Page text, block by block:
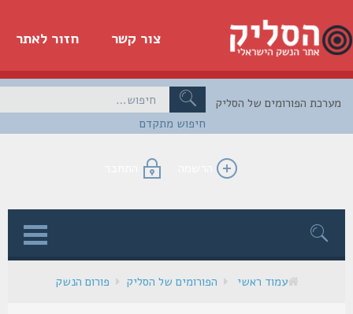
חזור לאתר צור קשר
חיפוש מתקדם
הפורומים של הסליק
הרשמה התחבר
עמוד ראשי הפורומים של הסליק פורום הנשק